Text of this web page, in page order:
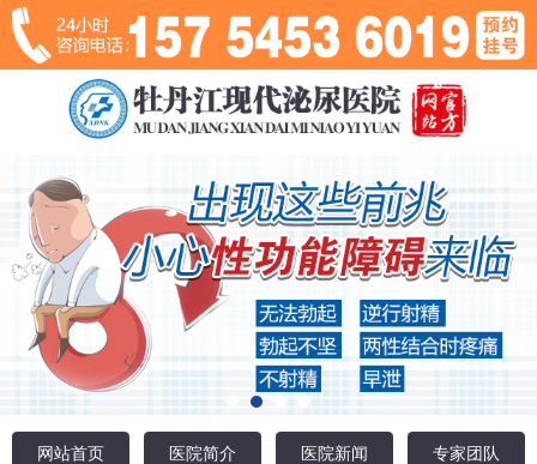
网站首页 医院简介 医院新闻 专家团队